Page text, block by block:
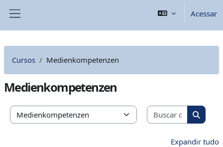
Acessar
Cursos Medienkompetenzen
Medienkompetenzen
Categorias de Cursos
Buscar
Buscar
Expandir tudo